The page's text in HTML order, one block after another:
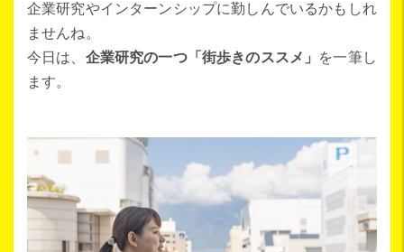
企業研究やインターンシップに勤しんでいるかもしれ
ませんね。
今日は、 企業研究の一つ「街歩きのススメ」
を一筆し
ます。